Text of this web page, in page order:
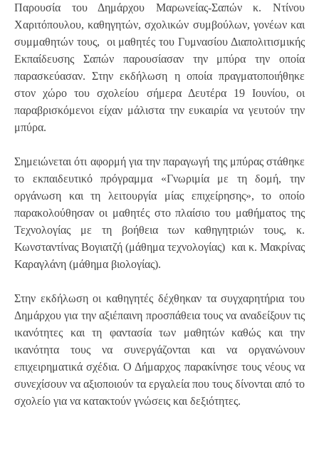
Παρουσία του Δημάρχου Μαρωνείας-Σαπών κ. Ντίνου
Χαριτόπουλου, καθηγητών, σχολικών συμβούλων, γονέων και
συμμαθητών τους,
οι μαθητές του Γυμνασίου Διαπολιτισμικής
Εκπαίδευσης Σαπών παρουσίασαν την μπύρα την οποία
παρασκεύασαν. Στην εκδήλωση η οποία πραγματοποιήθηκε
στον χώρο του σχολείου σήμερα Δευτέρα 19 Ιουνίου, οι
παραβρισκόμενοι είχαν μάλιστα την ευκαιρία να γευτούν την
μπύρα.
Σημειώνεται ότι αφορμή για την παραγωγή της μπύρας στάθηκε
το εκπαιδευτικό πρόγραμμα «Γνωριμία με τη δομή, την
οργάνωση και τη λειτουργία μίας επιχείρησης», το οποίο
παρακολούθησαν οι μαθητές στο πλαίσιο του μαθήματος της
Τεχνολογίας με τη βοήθεια των καθηγητριών τους, κ.
Κωνσταντίνας Βογιατζή (μάθημα τεχνολογίας) και κ. Μακρίνας
Καραγλάνη (μάθημα βιολογίας).
Στην εκδήλωση οι καθηγητές δέχθηκαν τα συγχαρητήρια του
Δημάρχου για την αξιέπαινη προσπάθεια τους να αναδείξουν τις
ικανότητες και τη φαντασία των μαθητών καθώς και την
ικανότητα τους να συνεργάζονται και να οργανώνουν
επιχειρηματικά σχέδια. Ο Δήμαρχος παρακίνησε τους νέους να
συνεχίσουν να αξιοποιούν τα εργαλεία που τους δίνονται από το
σχολείο για να κατακτούν γνώσεις και δεξιότητες.